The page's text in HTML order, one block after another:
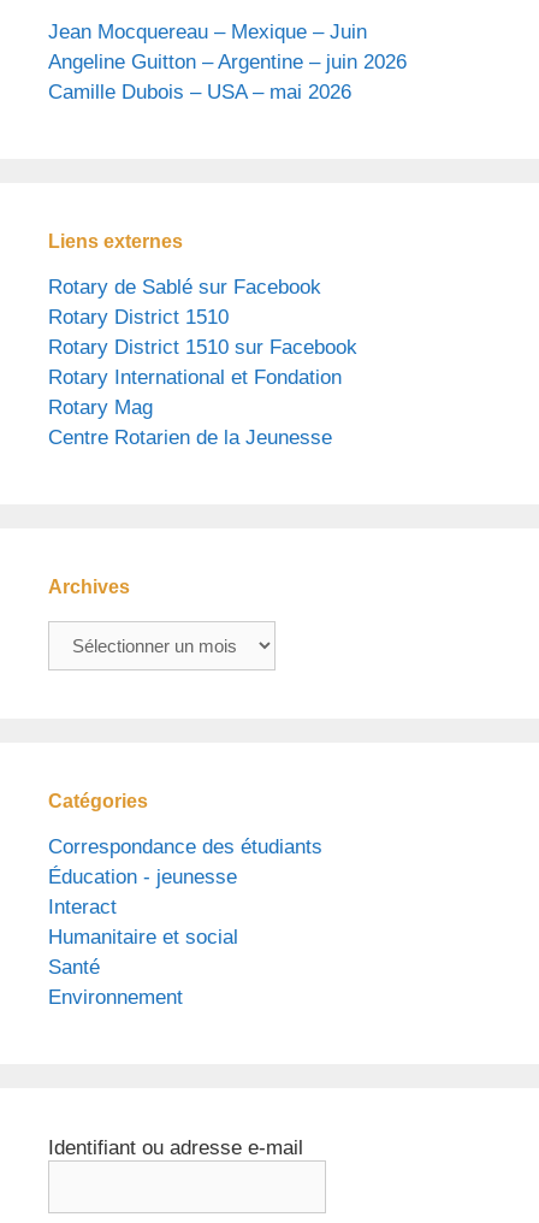
Jean Mocquereau – Mexique – Juin
Angeline Guitton – Argentine – juin 2026
Camille Dubois – USA – mai 2026
Liens externes
Rotary de Sablé sur Facebook
Rotary District 1510
Rotary District 1510 sur Facebook
Rotary International et Fondation
Rotary Mag
Centre Rotarien de la Jeunesse
Archives
Archives
Catégories
Correspondance des étudiants
Éducation - jeunesse
Interact
Humanitaire et social
Santé
Environnement
Identifiant ou adresse e-mail